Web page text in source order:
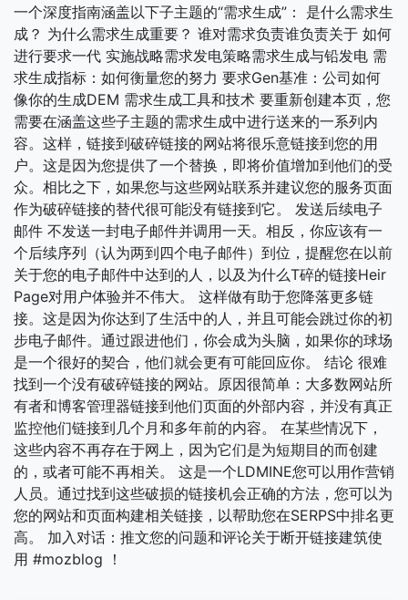
一个深度指南涵盖以下子主题的“需求生成”： 是什么需求生
成？ 为什么需求生成重要？ 谁对需求负责谁负责关于 如何
进行要求一代 实施战略需求发电策略需求生成与铅发电 需
求生成指标：如何衡量您的努力 要求Gen基准：公司如何
像你的生成DEM 需求生成工具和技术 要重新创建本页，您
需要在涵盖这些子主题的需求生成中进行送来的一系列内
容。这样，链接到破碎链接的网站将很乐意链接到您的用
户。这是因为您提供了一个替换，即将价值增加到他们的受
众。相比之下，如果您与这些网站联系并建议您的服务页面
作为破碎链接的替代很可能没有链接到它。 发送后续电子
邮件 不发送一封电子邮件并调用一天。相反，你应该有一
个后续序列（认为两到四个电子邮件）到位，提醒您在以前
关于您的电子邮件中达到的人，以及为什么T碎的链接Heir
Page对用户体验并不伟大。 这样做有助于您降落更多链
接。这是因为你达到了生活中的人，并且可能会跳过你的初
步电子邮件。通过跟进他们，你会成为头脑，如果你的球场
是一个很好的契合，他们就会更有可能回应你。 结论 很难
找到一个没有破碎链接的网站。原因很简单：大多数网站所
有者和博客管理器链接到他们页面的外部内容，并没有真正
监控他们链接到几个月和多年前的内容。 在某些情况下，
这些内容不再存在于网上，因为它们是为短期目的而创建
的，或者可能不再相关。 这是一个LDMINE您可以用作营销
人员。通过找到这些破损的链接机会正确的方法，您可以为
您的网站和页面构建相关链接，以帮助您在SERPS中排名更
高。 加入对话：推文您的问题和评论关于断开链接建筑使
用 #mozblog ！